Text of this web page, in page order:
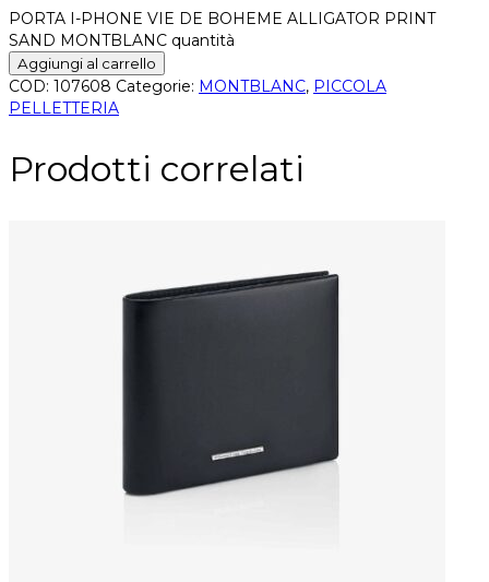
PORTA I-PHONE VIE DE BOHEME ALLIGATOR PRINT
SAND MONTBLANC quantità
Aggiungi al carrello
COD: 107608 Categorie: MONTBLANC, PICCOLA
PELLETTERIA
Prodotti correlati